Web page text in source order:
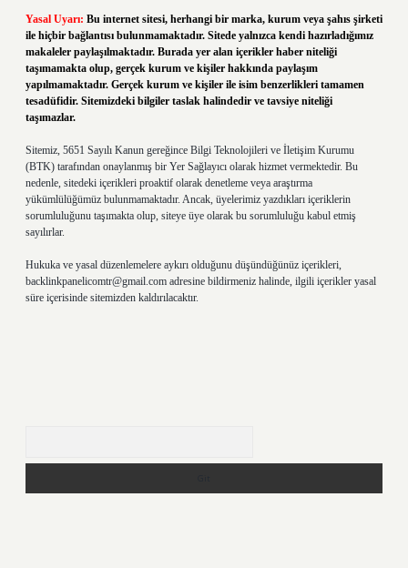
Yasal Uyarı: Bu internet sitesi, herhangi bir marka, kurum veya şahıs şirketi
ile hiçbir bağlantısı bulunmamaktadır. Sitede yalnızca kendi hazırladığımız
makaleler paylaşılmaktadır. Burada yer alan içerikler haber niteliği
taşımamakta olup, gerçek kurum ve kişiler hakkında paylaşım
yapılmamaktadır. Gerçek kurum ve kişiler ile isim benzerlikleri tamamen
tesadüfidir. Sitemizdeki bilgiler taslak halindedir ve tavsiye niteliği
taşımazlar.
Sitemiz, 5651 Sayılı Kanun gereğince Bilgi Teknolojileri ve İletişim Kurumu
(BTK) tarafından onaylanmış bir Yer Sağlayıcı olarak hizmet vermektedir. Bu
nedenle, sitedeki içerikleri proaktif olarak denetleme veya araştırma
yükümlülüğümüz bulunmamaktadır. Ancak, üyelerimiz yazdıkları içeriklerin
sorumluluğunu taşımakta olup, siteye üye olarak bu sorumluluğu kabul etmiş
sayılırlar.
Hukuka ve yasal düzenlemelere aykırı olduğunu düşündüğünüz içerikleri,
backlinkpanelicomtr@gmail.com adresine bildirmeniz halinde, ilgili içerikler yasal
süre içerisinde sitemizden kaldırılacaktır.